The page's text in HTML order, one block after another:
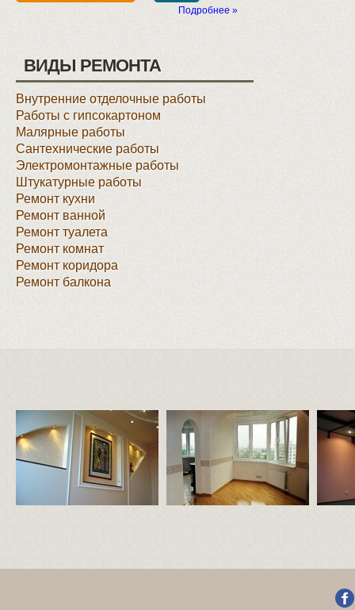
Подробнее »
ВИДЫ РЕМОНТА
Внутренние отделочные работы
Работы с гипсокартоном
Малярные работы
Сантехнические работы
Электромонтажные работы
Штукатурные работы
Ремонт кухни
Ремонт ванной
Ремонт туалета
Ремонт комнат
Ремонт коридора
Ремонт балкона